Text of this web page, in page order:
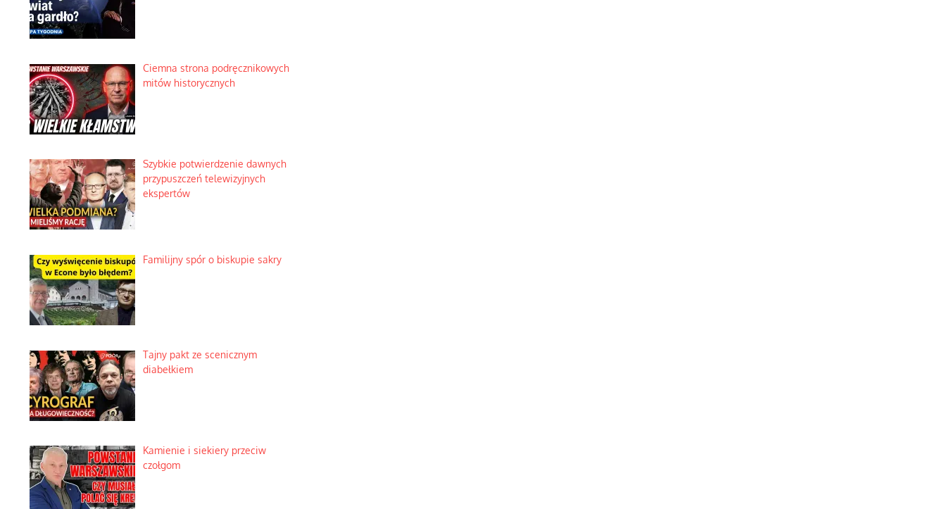
Ciemna strona podręcznikowych
mitów historycznych
Szybkie potwierdzenie dawnych
przypuszczeń telewizyjnych
ekspertów
Familijny spór o biskupie sakry
Tajny pakt ze scenicznym
diabełkiem
Kamienie i siekiery przeciw
czołgom